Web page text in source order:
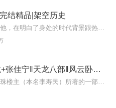
结精品|架空历史
云归喜事‖张云龙+张佳宁‖天龙八部‖风云卧龙峡